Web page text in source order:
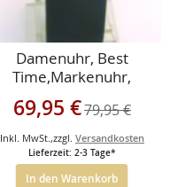
Damenuhr, Best
Time,Markenuhr,
Aluminium,Antiallergis
ch
Sonderangebot
69,95 €79,95 €
Inkl. MwSt. ,zzgl. Versandkosten
Lieferzeit: 2-3 Tage*
In den Warenkorb